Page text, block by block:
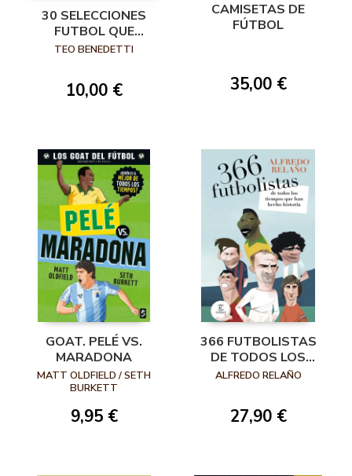
30 SELECCIONES
FUTBOL QUE
HICIERON HIST
TEO BENEDETTI
10,00 €
CAMISETAS DE
FÚTBOL
35,00 €
GOAT. PELÉ VS.
MARADONA
MATT OLDFIELD / SETH
BURKETT
9,95 €
366 FUTBOLISTAS
DE TODOS LOS
TIEMPOS QUE HAN
ALFREDO RELAÑO
27,90 €